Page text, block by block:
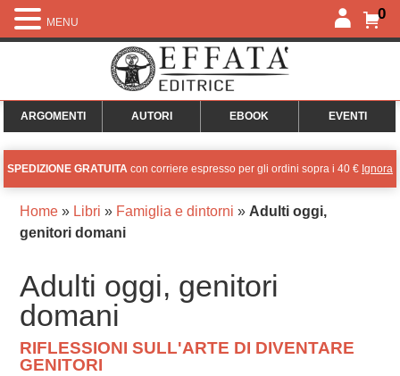
0
ARGOMENTI AUTORI EBOOK EVENTI
SPEDIZIONE GRATUITA con corriere espresso per gli ordini sopra i 40 € Ignora
Home» Libri » Famiglia e dintorni » Adulti oggi,
genitori domani
Adulti oggi, genitori
domani
RIFLESSIONI SULL'ARTE DI DIVENTARE
GENITORI
MENU